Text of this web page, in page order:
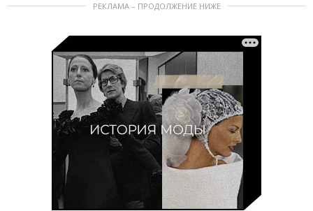
РЕКЛАМА – ПРОДОЛЖЕНИЕ НИЖЕ